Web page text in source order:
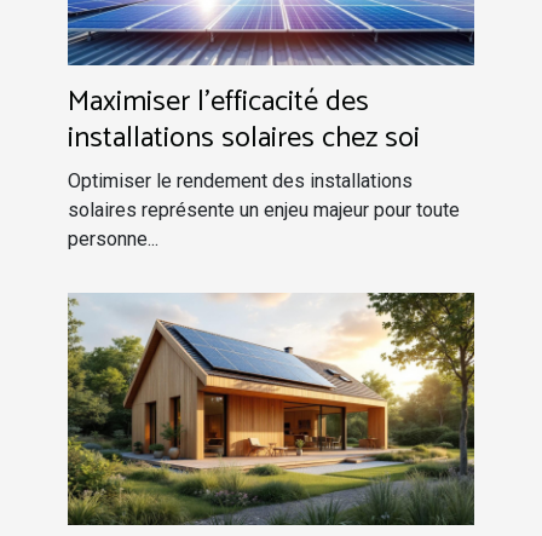
Maximiser l'efficacité des
installations solaires chez soi
Optimiser le rendement des installations
solaires représente un enjeu majeur pour toute
personne...